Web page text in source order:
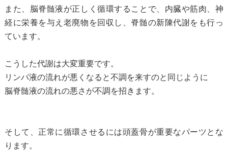
また、脳脊髄液が正しく循環することで、内臓や筋肉、神
経に栄養を与え老廃物を回収し、脊髄の新陳代謝をも行っ
ています。
こうした代謝は大変重要です。
リンパ液の流れが悪くなると不調を来すのと同じように
脳脊髄液の流れの悪さが不調を招きます。
そして、正常に循環させるには頭蓋骨が重要なパーツとな
ります。